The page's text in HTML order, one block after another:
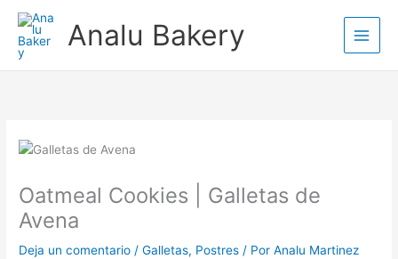
contenido
Analu Bakery
Oatmeal Cookies | Galletas de
Avena
Deja un comentario /Galletas, Postres / PorAnalu Martinez